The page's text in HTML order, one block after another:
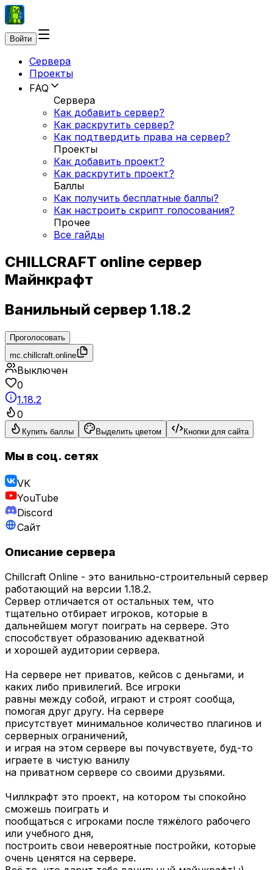
Войти
Сервера
Проекты
FAQ
Сервера
Как добавить сервер?
Как раскрутить сервер?
Как подтвердить права на сервер?
Проекты
Как добавить проект?
Как раскрутить проект?
Баллы
Как получить бесплатные баллы?
Как настроить скрипт голосования?
Прочее
Все гайды
CHILLCRAFT online сервер
Майнкрафт
Ванильный сервер 1.18.2
Проголосовать
mc.chillcraft.online
Выключен
0
1.18.2
0
Купить баллы Выделить цветом Кнопки для сайта
Мы в соц. сетях
VK
YouTube
Discord
Сайт
Описание сервера
Chillcraft Online - это ванильно-строительный сервер
работающий на версии 1.18.2.
Сервер отличается от остальных тем, что
тщательно отбирает игроков, которые в
дальнейшем могут поиграть на сервере. Это
способствует образованию адекватной
и хорошей аудитории сервера.
На сервере нет приватов, кейсов с деньгами, и
каких либо привилегий. Все игроки
равны между собой, играют и строят сообща,
помогая друг другу. На сервере
присутствует минимальное количество плагинов и
серверных ограничений,
и играя на этом сервере вы почувствуете, буд-то
играете в чистую ванилу
на приватном сервере со своими друзьями.
Чиллкрафт это проект, на котором ты спокойно
сможешь поиграть и
пообщаться с игроками после тяжёлого рабочего
или учебного дня,
построить свои невероятные постройки, которые
очень ценятся на сервере.